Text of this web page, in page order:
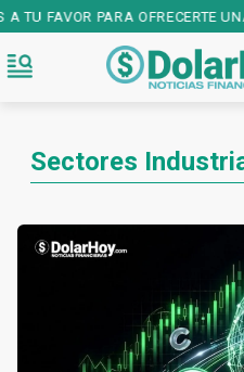
FAVOR PARA OFRECERTE
Sectores